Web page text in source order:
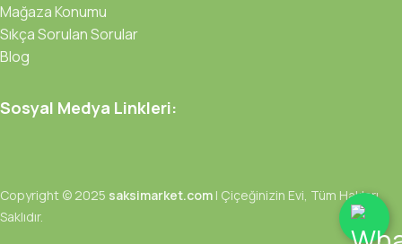
Mağaza Konumu
Sıkça Sorulan Sorular
Blog
Sosyal Medya Linkleri:
Copyright © 2025 saksimarket.com | Çiçeğinizin Evi, Tüm Hakları
Saklıdır.